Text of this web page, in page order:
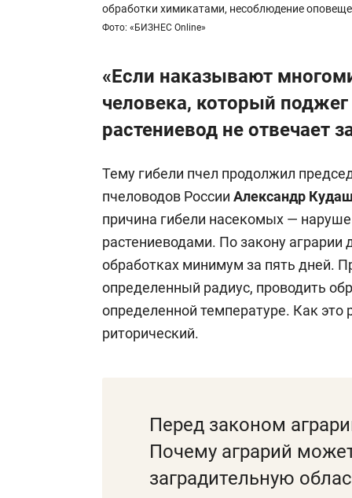
обработки химикатами, несоблюдение
Фото: «БИЗНЕС Online»
«Если наказывают
человека, который поджег
растениевод не отвечает
Тему гибели пчел продолжил
пчеловодов России Александр
причина гибели насекомых —
растениеводами. По закону
обработках минимум за пять дней.
определенный радиус, проводить
определенной температуре. Как это
риторический.
Перед законом
Почему аграрий
заградительную